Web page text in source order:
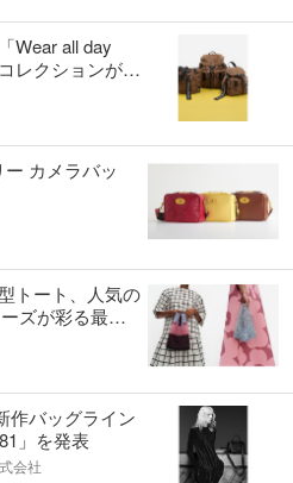
Wear all day
レクションが登
ー カメラバッ
トート、人気の
ズが彩る最新
作バッグライン
」を発表
会社